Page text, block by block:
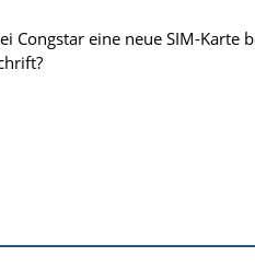
Congstar eine neue SIM-Karte